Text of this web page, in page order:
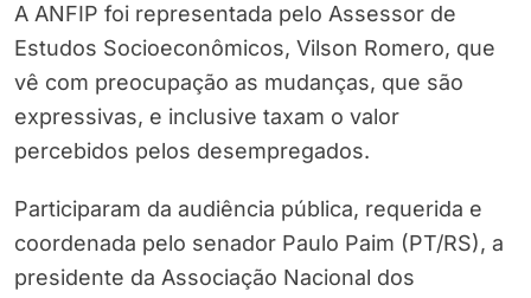
A ANFIP foi representada pelo Assessor de
Estudos Socioeconômicos, Vilson Romero, que
vê com preocupação as mudanças, que são
expressivas, e inclusive taxam o valor
percebidos pelos desempregados.
Participaram da audiência pública, requerida e
coordenada pelo senador Paulo Paim (PT/RS), a
presidente da Associação Nacional dos